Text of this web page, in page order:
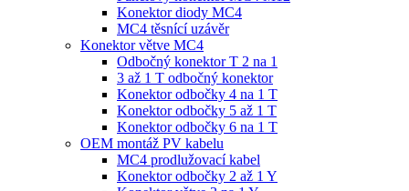
Konektor diody MC4
MC4 těsnící uzávěr
Konektor větve MC4
Odbočný konektor T 2 na 1
3 až 1 T odbočný konektor
Konektor odbočky 4 na 1 T
Konektor odbočky 5 až 1 T
Konektor odbočky 6 na 1 T
OEM montáž PV kabelu
MC4 prodlužovací kabel
Konektor odbočky 2 až 1 Y